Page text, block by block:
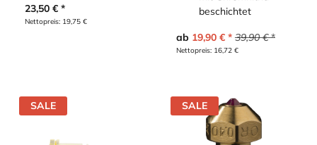
23,50 €
Nettopreis: 19,75 €
beschichtet
ab 19,90€ 39,90€
Nettopreis: 16,72€
SALE SALE